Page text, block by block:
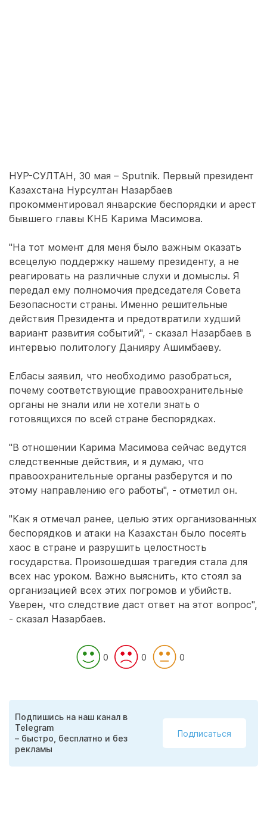
НУР-СУЛТАН, 30 мая – Sputnik. Первый президент
Казахстана Нурсултан Назарбаев
прокомментировал январские беспорядки и арест
бывшего главы КНБ Карима Масимова.
"На тот момент для меня было важным оказать
всецелую поддержку нашему президенту, а не
реагировать на различные слухи и домыслы. Я
передал ему полномочия председателя Совета
Безопасности страны. Именно решительные
действия Президента и предотвратили худший
вариант развития событий", - сказал Назарбаев в
интервью политологу Данияру Ашимбаеву.
Елбасы заявил, что необходимо разобраться,
почему соответствующие правоохранительные
органы не знали или не хотели знать о
готовящихся по всей стране беспорядках.
"В отношении Карима Масимова сейчас ведутся
следственные действия, и я думаю, что
правоохранительные органы разберутся и по
этому направлению его работы", - отметил он.
"Как я отмечал ранее, целью этих организованных
беспорядков и атаки на Казахстан было посеять
хаос в стране и разрушить целостность
государства. Произошедшая трагедия стала для
всех нас уроком. Важно выяснить, кто стоял за
организацией всех этих погромов и убийств.
Уверен, что следствие даст ответ на этот вопрос",
- сказал Назарбаев.
0 0 0
Подпишись на наш канал в
Telegram
– быстро, бесплатно и без
рекламы
Подписаться